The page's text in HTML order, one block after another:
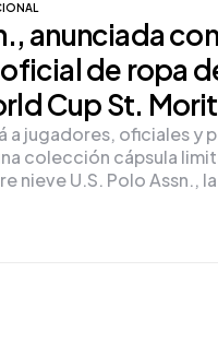
anunciada
de ropa
Cup St.
a jugadores, oficiales y
colección cápsula
nieve U.S. Polo Assn.,